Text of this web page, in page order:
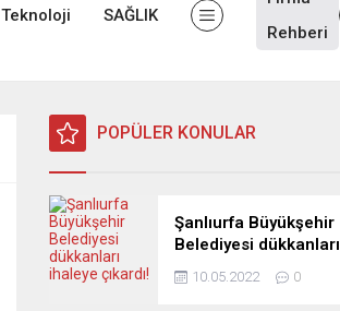
Teknoloji SAĞLIK
Rehberi
POPÜLER KONULAR
Şanlıurfa Büyükşehir
Belediyesi dükkanları
ihaleye çıkardı!
10.05.2022 0